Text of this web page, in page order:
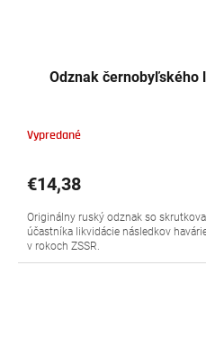
Odznak černobyľského
Vypredané
€14,38
Originálny ruský odznak so
účastníka likvidácie následkov
v rokoch ZSSR.